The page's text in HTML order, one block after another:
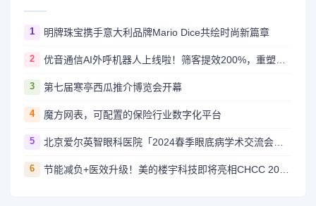
1 明牌珠宝携手意大利品牌Mario Dice共绘时尚新篇章
2
3 第七届寒亭西瓜推介博览会开幕
4 魔方网表，可配置的保险行业数字化平台
5 北京爱尔英智眼科医院「2024春季眼底病学术交流会」隆重举办
6 节能减负+医效升级！美的楼宇科技即将亮相CHCC 2024医疗展